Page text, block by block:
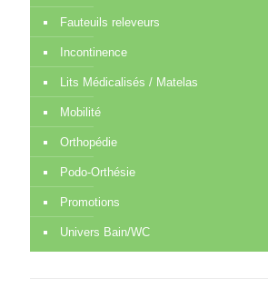
Fauteuils releveurs
Incontinence
Lits Médicalisés / Matelas
Mobilité
Orthopédie
Podo-Orthésie
Promotions
Univers Bain/WC